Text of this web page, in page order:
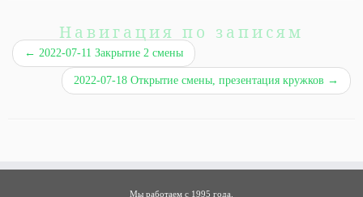
Навигация по записям
← 2022-07-11 Закрытие 2 смены
2022-07-18 Открытие смены, презентация кружков →
Мы работаем с 1995 года.